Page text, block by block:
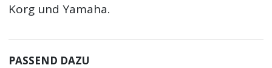
Korg und Yamaha.
PASSEND DAZU